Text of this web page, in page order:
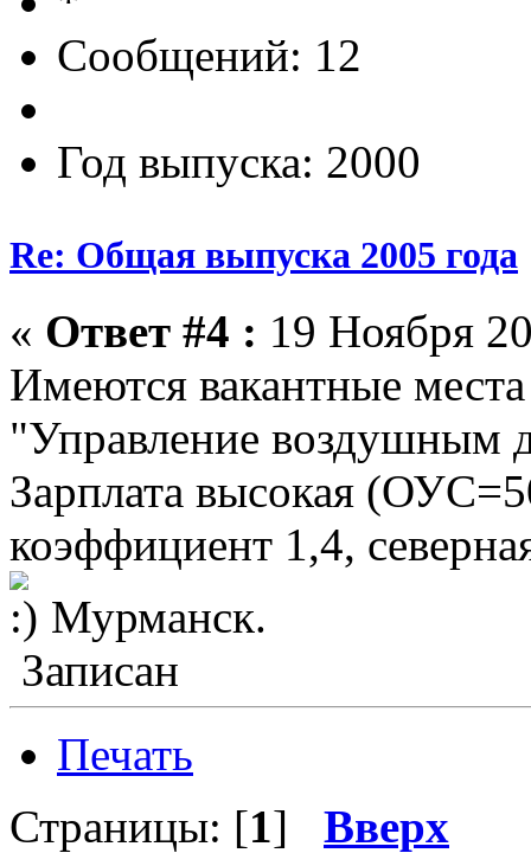
Сообщений: 12
Год выпуска: 2000
Re: Общая выпуска 2005 года
« Ответ #4 : 19 Ноября
Имеются вакантные
"Управление воздушным
Зарплата высокая
коэффициент 1,4,
Мурманск.
Записан
Печать
Страницы: [1] Вверх